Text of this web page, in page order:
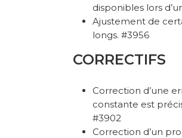
disponibles lors
Ajustement de
longs. #3956
CORRECTIFS
Correction d’une
constante est
#3902
Correction d’un